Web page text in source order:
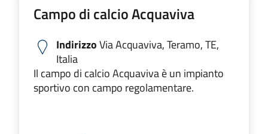
Campo di calcio Acquaviva
IndirizzoVia Acquaviva, Teramo, TE,
Italia
Il campo di calcio Acquaviva è un impianto
sportivo con campo regolamentare.